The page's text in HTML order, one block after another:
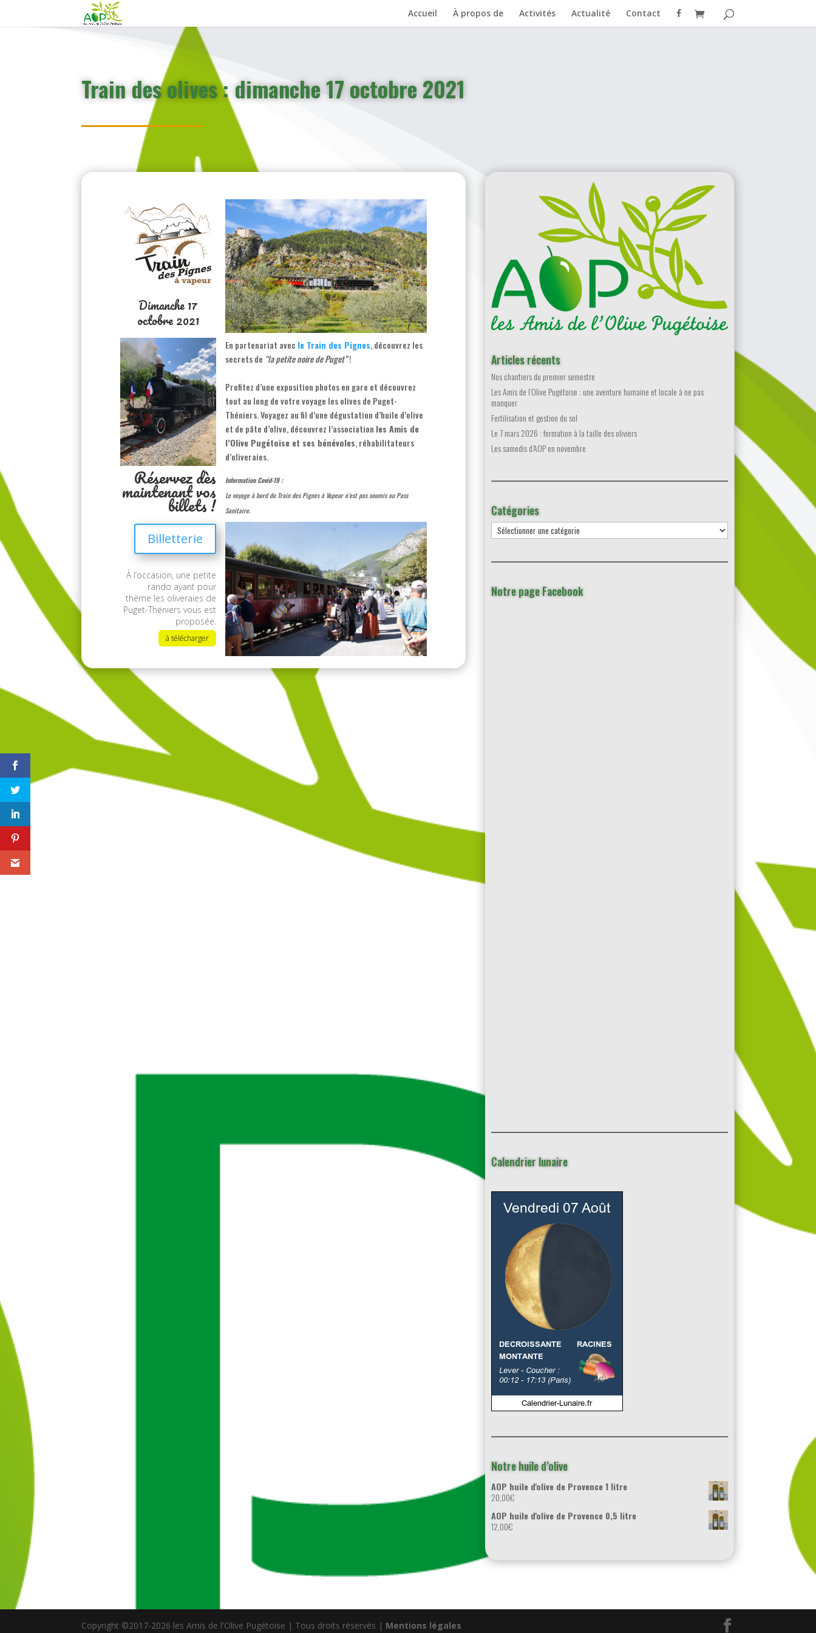
Accueil À propos de Activités Actualité Contact
Train des olives : dimanche 17 octobre 2021
Dimanche 17
octobre 2021
Réservez dès
maintenant vos
billets !
Billetterie
À l’occasion, une petite
rando ayant pour
thème les oliveraies de
Puget-Théniers vous est
proposée.
à télécharger
En partenariat avec le Train des Pignes, découvrez les
secrets de “la petite noire de Puget”!
Profitez d’une exposition photos en gare et découvrez
tout au long de votre voyage les olives de Puget-
Théniers. Voyagez au fil d’une dégustation d’huile d’olive
et de pâte d’olive, découvrez l’association les Amis de
l’Olive Pugétoise et ses bénévoles, réhabilitateurs
d’oliveraies.
Information Covid-19 :
Le voyage à bord du Train des Pignes à Vapeur n’est pas soumis au Pass
Sanitaire.
Articles récents
Nos chantiers du premier semestre
Les Amis de l’Olive Pugétoise : une aventure humaine et locale à ne pas
manquer
Fertilisation et gestion du sol
Le 7 mars 2026 : formation à la taille des oliviers
Les samedis d’AOP en novembre
Catégories
Catégories
Notre page Facebook
Calendrier lunaire
Notre huile d’olive
AOP huile d'olive de Provence 1 litre
20,00€
AOP huile d'olive de Provence 0,5 litre
12,00€
Copyright ©2017-2026 les Amis de l'Olive Pugétoise | Tous droits réservés | Mentions légales